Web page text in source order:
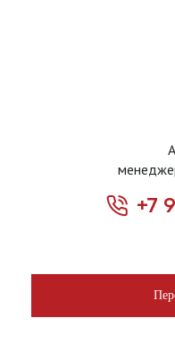
+7